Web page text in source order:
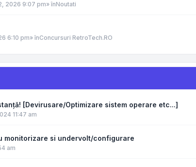
2026 9:07 pm» înNoutati
6:10 pm» înConcursuri RetroTech.RO
[Devirusare/Optimizare sistem operare etc...]
11:47 am
monitorizare si undervolt/configurare
am